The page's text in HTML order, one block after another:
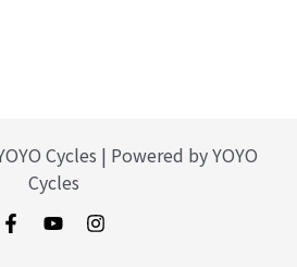
Cycles | Powered by YOYO
Cycles